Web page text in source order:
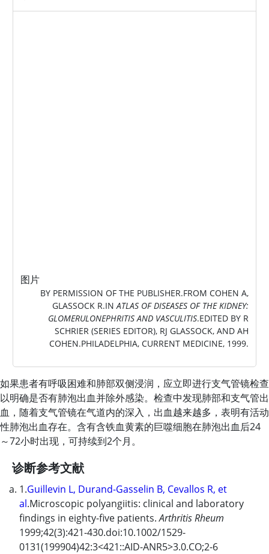
图片
BY PERMISSION OF THE PUBLISHER.FROM COHEN A,
GLASSOCK R.IN ATLAS OF DISEASES OF THE KIDNEY:
GLOMERULONEPHRITIS AND VASCULITIS.EDITED BY R
SCHRIER (SERIES EDITOR), RJ GLASSOCK, AND AH
COHEN.PHILADELPHIA, CURRENT MEDICINE, 1999.
如果患者有呼吸困难和肺部双侧浸润，应立即进行支气管镜检查
以明确是否有肺泡出血并除外感染。检查中发现肺部和支气管出
血，随着支气管镜在气道内的深入，出血越来越多，表明有活动
性肺泡出血存在。含有含铁血黄素的巨噬细胞在肺泡出血后24
～72小时出现，可持续到2个月。
诊断参考文献
1.Guillevin L, Durand-Gasselin B, Cevallos R, et
al.Microscopic polyangiitis: clinical and laboratory
findings in eighty-five patients.Arthritis Rheum
1999;42(3):421-430.doi:10.1002/1529-
0131(199904)42:3<421::AID-ANR5>3.0.CO;2-6